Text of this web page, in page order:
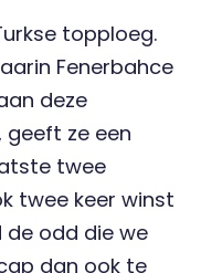
topploeg.
Fenerbahce
deze
geeft ze een
twee
twee keer winst
de odd die we
dan ook te